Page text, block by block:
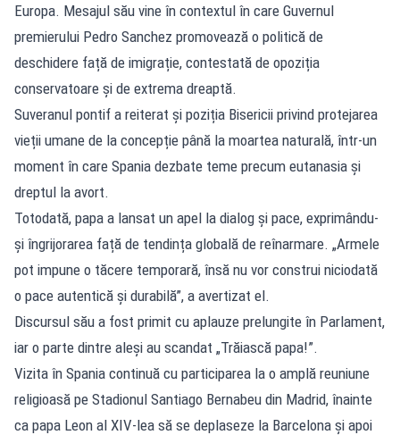
Europa. Mesajul său vine în contextul în care Guvernul
premierului Pedro Sanchez promovează o politică de
deschidere față de imigrație, contestată de opoziția
conservatoare și de extrema dreaptă.
Suveranul pontif a reiterat și poziția Bisericii privind protejarea
vieții umane de la concepție până la moartea naturală, într-un
moment în care Spania dezbate teme precum eutanasia și
dreptul la avort.
Totodată, papa a lansat un apel la dialog și pace, exprimându-
și îngrijorarea față de tendința globală de reînarmare. „Armele
pot impune o tăcere temporară, însă nu vor construi niciodată
o pace autentică și durabilă”, a avertizat el.
Discursul său a fost primit cu aplauze prelungite în Parlament,
iar o parte dintre aleși au scandat „Trăiască papa!”.
Vizita în Spania continuă cu participarea la o amplă reuniune
religioasă pe Stadionul Santiago Bernabeu din Madrid, înainte
ca papa Leon al XIV-lea să se deplaseze la Barcelona și apoi